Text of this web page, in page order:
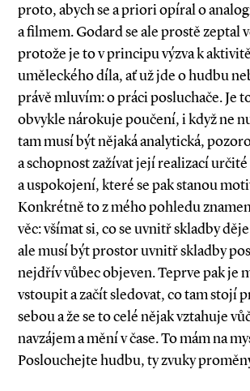
proto, abych se a priori opíral o
a filmem. Godard se ale prostě zeptal
protože je to v principu výzva k
uměleckého díla, ať už jde o hudbu
právě mluvím: o práci posluchače. Je
obvykle nárokuje poučení, i když ne
tam musí být nějaká analytická,
a schopnost zažívat její realizací určité
a uspokojení, které se pak stanou
Konkrétně to z mého pohledu
věc: všímat si, co se uvnitř skladby
ale musí být prostor uvnitř skladby
nejdřív vůbec objeven. Teprve pak je
vstoupit a začít sledovat, co tam stojí
sebou a že se to celé nějak vztahuje
navzájem a mění v čase. To mám na
Poslouchejte hudbu, ty zvuky